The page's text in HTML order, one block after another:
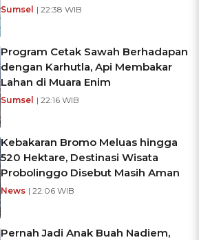
Sumsel | 22:38 WIB
Program Cetak Sawah Berhadapan
dengan Karhutla, Api Membakar
Lahan di Muara Enim
Sumsel | 22:16 WIB
Kebakaran Bromo Meluas hingga
520 Hektare, Destinasi Wisata
Probolinggo Disebut Masih Aman
News | 22:06 WIB
Pernah Jadi Anak Buah Nadiem,